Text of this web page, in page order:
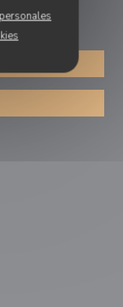
en una nueva
((abre en una